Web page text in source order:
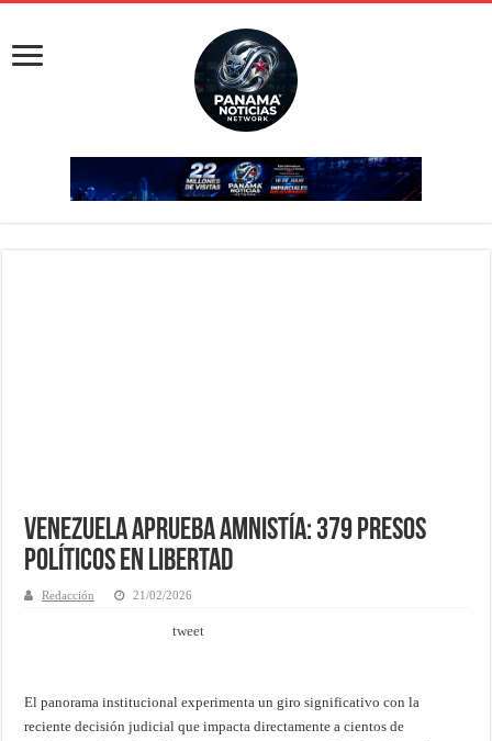
Venezuela aprueba amnistía: 379 presos
políticos en libertad
Redacción 21/02/2026
tweet
El panorama institucional experimenta un giro significativo con la
reciente decisión judicial que impacta directamente a cientos de